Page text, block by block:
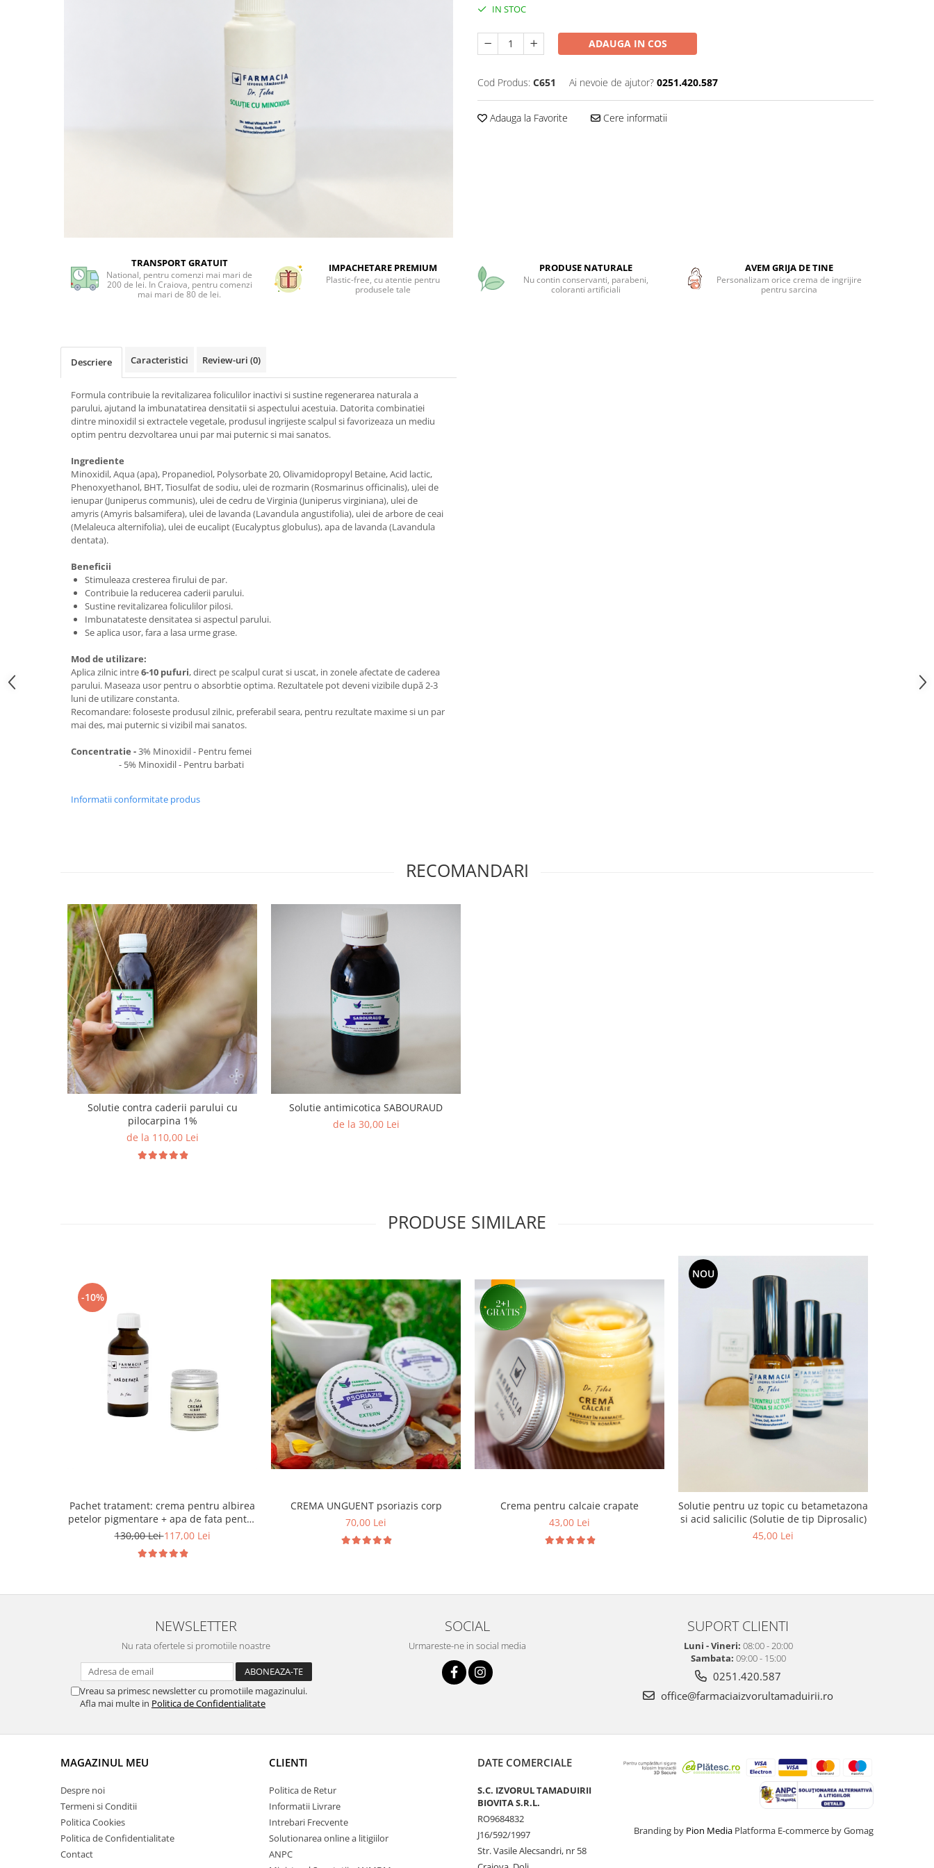
ALTE AFECTIUNI
IN STOC
ADAUGA IN COS
Cod Produs: C651 Ai nevoie de ajutor? 0251.420.587
Adauga la Favorite Cere informatii
TRANSPORT GRATUIT
National, pentru comenzi mai mari de
200 de lei. In Craiova, pentru comenzi
mai mari de 80 de lei.
IMPACHETARE PREMIUM
Plastic-free, cu atentie pentru
produsele tale
PRODUSE NATURALE
Nu contin conservanti, parabeni,
coloranti artificiali
AVEM GRIJA DE TINE
Personalizam orice crema de ingrijire
pentru sarcina
Descriere Caracteristici Review-uri (0)
Formula contribuie la revitalizarea foliculilor inactivi si sustine regenerarea naturala a
parului, ajutand la imbunatatirea densitatii si aspectului acestuia. Datorita combinatiei
dintre minoxidil si extractele vegetale, produsul ingrijeste scalpul si favorizeaza un mediu
optim pentru dezvoltarea unui par mai puternic si mai sanatos.
Ingrediente
Minoxidil, Aqua (apa), Propanediol, Polysorbate 20, Olivamidopropyl Betaine, Acid lactic,
Phenoxyethanol, BHT, Tiosulfat de sodiu, ulei de rozmarin (Rosmarinus officinalis), ulei de
ienupar (Juniperus communis), ulei de cedru de Virginia (Juniperus virginiana), ulei de
amyris (Amyris balsamifera), ulei de lavanda (Lavandula angustifolia), ulei de arbore de ceai
(Melaleuca alternifolia), ulei de eucalipt (Eucalyptus globulus), apa de lavanda (Lavandula
dentata).
Beneficii
Stimuleaza cresterea firului de par.
Contribuie la reducerea caderii parului.
Sustine revitalizarea foliculilor pilosi.
Imbunatateste densitatea si aspectul parului.
Se aplica usor, fara a lasa urme grase.
Mod de utilizare:
Aplica zilnic intre6-10 pufuri, direct pe scalpul curat si uscat, in zonele afectate de caderea
parului. Maseaza usor pentru o absorbtie optima. Rezultatele pot deveni vizibile după 2-3
luni de utilizare constanta.
Recomandare: foloseste produsul zilnic, preferabil seara, pentru rezultate maxime si un par
mai des, mai puternic si vizibil mai sanatos.
Concentratie -3% Minoxidil - Pentru femei
- 5% Minoxidil - Pentru barbati
Informatii conformitate produs
RECOMANDARI
Solutie contra caderii parului cu
pilocarpina 1%
de la 110,00 Lei
Solutie antimicotica SABOURAUD
de la 30,00 Lei
PRODUSE SIMILARE
-10%
Pachet tratament: crema pentru albirea
petelor pigmentare + apa de fata pentru
ten patat
130,00 Lei117,00 Lei
CREMA UNGUENT psoriazis corp
70,00 Lei
Crema pentru calcaie crapate
43,00 Lei
NOU
Solutie pentru uz topic cu betametazona
si acid salicilic (Solutie de tip Diprosalic)
45,00 Lei
NEWSLETTER
Nu rata ofertele si promotiile noastre
Vreau sa primesc newsletter cu promotiile magazinului.
Afla mai multe in Politica de Confidentialitate
SOCIAL
Urmareste-ne in social media
SUPORT CLIENTI
Luni - Vineri: 08:00 - 20:00
Sambata: 09:00 - 15:00
0251.420.587
office@farmaciaizvorultamaduirii.ro
MAGAZINUL MEU
Despre noi
Termeni si Conditii
Politica Cookies
Politica de Confidentialitate
Contact
CLIENTI
Politica de Retur
Informatii Livrare
Intrebari Frecvente
Solutionarea online a litigiilor
ANPC
DATE COMERCIALE
S.C. IZVORUL TAMADUIRII
BIOVITA S.R.L.
RO9684832
J16/592/1997
Str. Vasile Alecsandri, nr 58
Branding by Pion Media Platforma E-commerce by Gomag